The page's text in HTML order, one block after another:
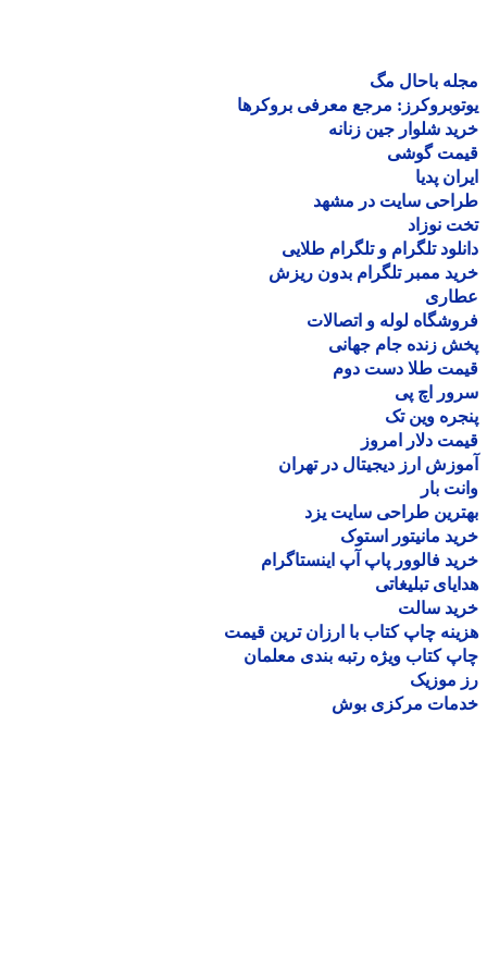
باحال مگ
مرجع معرفی بروکرها
شلوار جین زنانه
گوشی
پدیا
سایت در مشهد
نوزاد
تلگرام و تلگرام طلایی
ممبر تلگرام بدون ریزش
لوله و اتصالات
زنده جام جهانی
طلا دست دوم
اچ پی
وین تک
دلار امروز
ارز دیجیتال در تهران
بار
طراحی سایت یزد
مانیتور استوک
فالوور پاپ آپ اینستاگرام
تبلیغاتی
سالت
چاپ کتاب با ارزان ترین قیمت
کتاب ویژه رتبه بندی معلمان
موزیک
مرکزی بوش